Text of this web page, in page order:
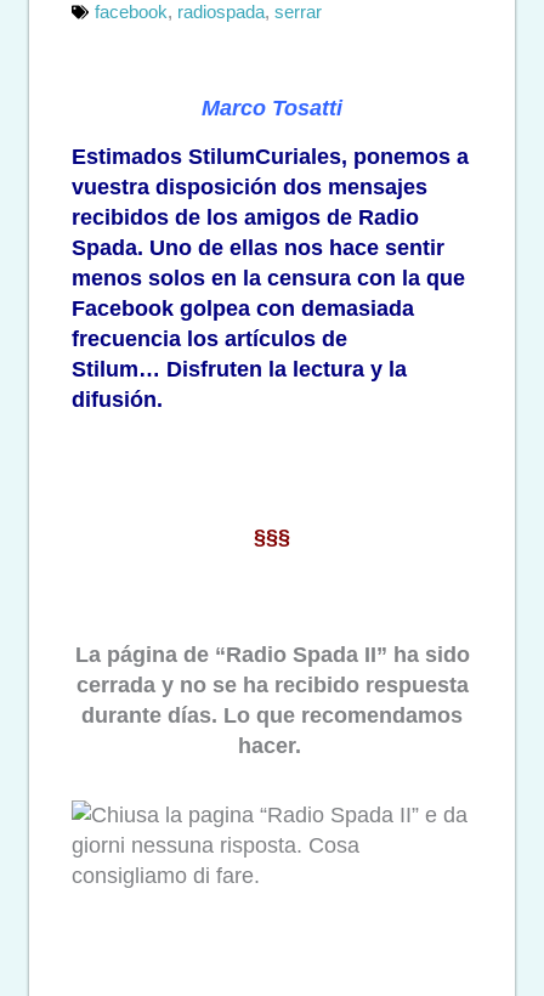
facebook, radiospada, serrar
Marco Tosatti
Estimados StilumCuriales, ponemos a
vuestra disposición dos mensajes
recibidos de los amigos de Radio
Spada. Uno de ellas nos hace sentir
menos solos en la censura con la que
Facebook golpea con demasiada
frecuencia los artículos de
Stilum… Disfruten la lectura y la
difusión.
§§§
La página de “Radio Spada II” ha sido
cerrada y no se ha recibido respuesta
durante días. Lo que recomendamos
hacer.